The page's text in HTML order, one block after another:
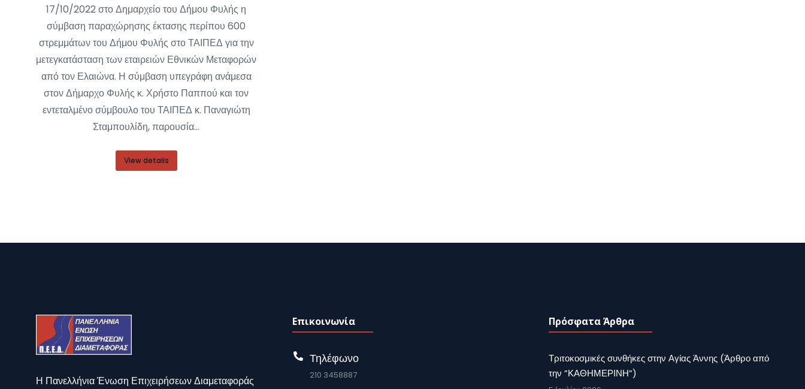
17/10/2022 στο Δημαρχείο του Δήμου Φυλής η
σύμβαση παραχώρησης έκτασης περίπου 600
στρεμμάτων του Δήμου Φυλής στο ΤΑΙΠΕΔ για την
μετεγκατάσταση των εταιρειών Εθνικών Μεταφορών
από τον Ελαιώνα. Η σύμβαση υπεγράφη ανάμεσα
στον Δήμαρχο Φυλής κ. Χρήστο Παππού και τον
εντεταλμένο σύμβουλο του ΤΑΙΠΕΔ κ. Παναγιώτη
Σταμπουλίδη, παρουσία…
View details
Η Πανελλήνια Ένωση Επιχειρήσεων Διαμεταφοράς
Επικοινωνία
Τηλέφωνο
210 3458887
Πρόσφατα Άρθρα
Τριτοκοσμικές συνθήκες στην Αγίας Άννης (Άρθρο από
την ”ΚΑΘΗΜΕΡΙΝΗ”)